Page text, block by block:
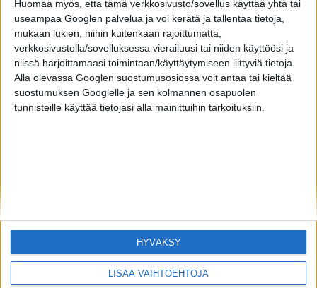
Huomaa myös, että tämä verkkosivusto/sovellus käyttää yhtä tai
useampaa Googlen palvelua ja voi kerätä ja tallentaa tietoja,
mukaan lukien, niihin kuitenkaan rajoittumatta,
verkkosivustolla/sovelluksessa vierailuusi tai niiden käyttöösi ja
niissä harjoittamaasi toimintaan/käyttäytymiseen liittyviä tietoja.
Alla olevassa Googlen suostumusosiossa voit antaa tai kieltää
suostumuksen Googlelle ja sen kolmannen osapuolen
tunnisteille käyttää tietojasi alla mainittuihin tarkoituksiin.
LISÄÄ VAIHTOEHTOJA
HYVÄKSY
onnentoivotuksena: 10 erikoista hääperinnettä
maailmalta – osa 1